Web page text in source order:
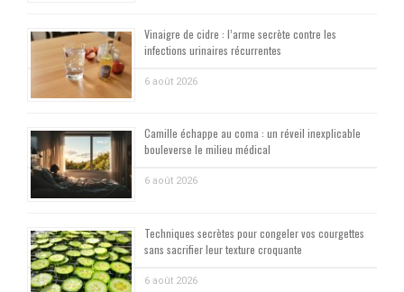
Vinaigre de cidre : l’arme secrète contre les
infections urinaires récurrentes
6 août 2026
Camille échappe au coma : un réveil inexplicable
bouleverse le milieu médical
6 août 2026
Techniques secrètes pour congeler vos courgettes
sans sacrifier leur texture croquante
6 août 2026